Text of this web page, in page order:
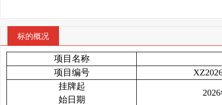
标的概况
项目名称
项目编号
挂牌起
始日期